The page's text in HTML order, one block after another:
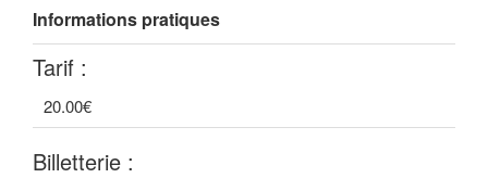
Informations pratiques
Tarif :
20.00€
Billetterie :